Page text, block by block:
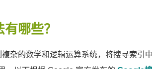
哪些？
杂的数学和逻辑运算系统，将搜寻索引